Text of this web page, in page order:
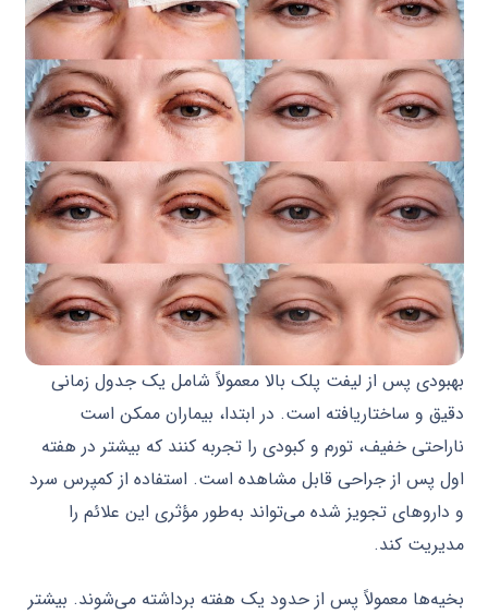
بهبودی پس از لیفت پلک بالا معمولاً شامل یک جدول زمانی
دقیق و ساختاریافته است. در ابتدا، بیماران ممکن است
ناراحتی خفیف، تورم و کبودی را تجربه کنند که بیشتر در هفته
اول پس از جراحی قابل مشاهده است. استفاده از کمپرس سرد
و داروهای تجویز شده می‌تواند به‌طور مؤثری این علائم را
مدیریت کند.
بخیه‌ها معمولاً پس از حدود یک هفته برداشته می‌شوند. بیشتر